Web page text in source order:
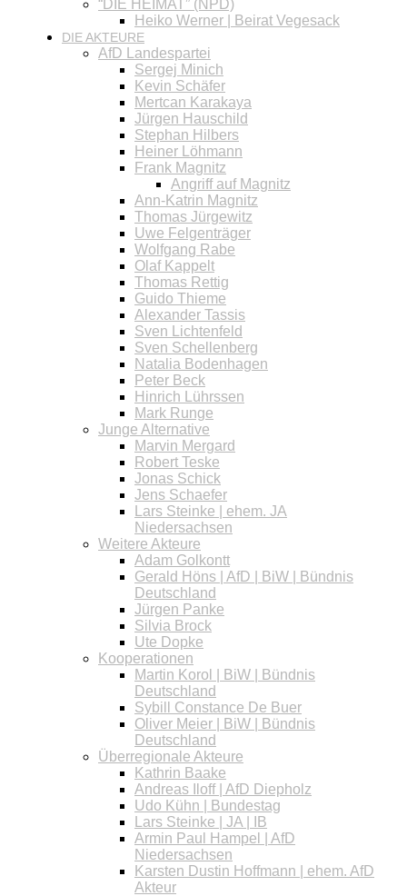
“DIE HEIMAT” (NPD)
Heiko Werner | Beirat Vegesack
DIE AKTEURE
AfD Landespartei
Sergej Minich
Kevin Schäfer
Mertcan Karakaya
Jürgen Hauschild
Stephan Hilbers
Heiner Löhmann
Frank Magnitz
Angriff auf Magnitz
Ann-Katrin Magnitz
Thomas Jürgewitz
Uwe Felgenträger
Wolfgang Rabe
Olaf Kappelt
Thomas Rettig
Guido Thieme
Alexander Tassis
Sven Lichtenfeld
Sven Schellenberg
Natalia Bodenhagen
Peter Beck
Hinrich Lührssen
Mark Runge
Junge Alternative
Marvin Mergard
Robert Teske
Jonas Schick
Jens Schaefer
Lars Steinke | ehem. JA
Niedersachsen
Weitere Akteure
Adam Golkontt
Gerald Höns | AfD | BiW | Bündnis
Deutschland
Jürgen Panke
Silvia Brock
Ute Dopke
Kooperationen
Martin Korol | BiW | Bündnis
Deutschland
Sybill Constance De Buer
Oliver Meier | BiW | Bündnis
Deutschland
Überregionale Akteure
Kathrin Baake
Andreas Iloff | AfD Diepholz
Udo Kühn | Bundestag
Lars Steinke | JA | IB
Armin Paul Hampel | AfD
Niedersachsen
Karsten Dustin Hoffmann | ehem. AfD
Akteur